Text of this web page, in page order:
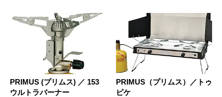
PRIMUS (プリムス) ／ 153
ウルトラバーナー
PRIMUS（プリムス）／トゥ
ピケ